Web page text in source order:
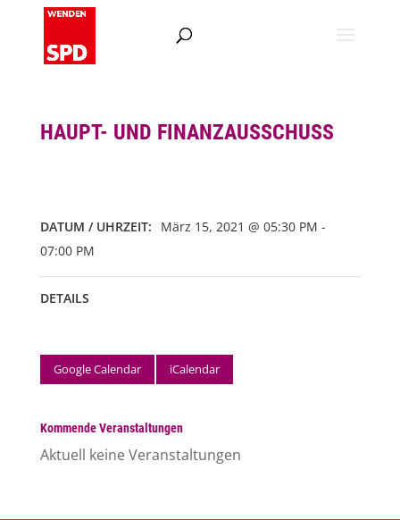
HAUPT- UND FINANZAUSSCHUSS
DATUM / UHRZEIT:
März 15, 2021 @ 05:30 PM -
07:00 PM
DETAILS
Google Calendar iCalendar
Kommende Veranstaltungen
Aktuell keine Veranstaltungen